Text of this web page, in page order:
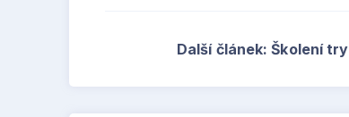
Další článek: Školení